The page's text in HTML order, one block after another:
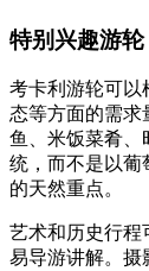
特别兴趣游轮
考卡利游轮可以
态等方面的需求
鱼、米饭菜肴、
统，而不是以葡
的天然重点。
艺术和历史行程
易导游讲解。摄